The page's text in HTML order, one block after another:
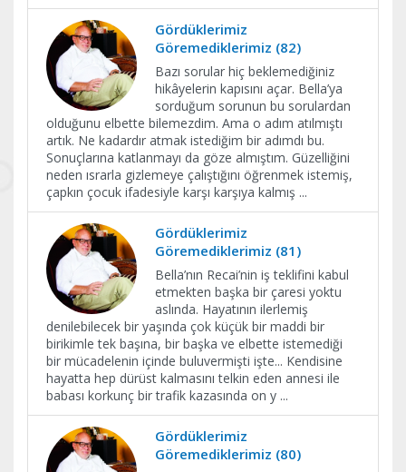
Gördüklerimiz
Göremediklerimiz (82)
Bazı sorular hiç beklemediğiniz
hikâyelerin kapısını açar. Bella’ya
sorduğum sorunun bu sorulardan
olduğunu elbette bilemezdim. Ama o adım atılmıştı
artık. Ne kadardır atmak istediğim bir adımdı bu.
Sonuçlarına katlanmayı da göze almıştım. Güzelliğini
neden ısrarla gizlemeye çalıştığını öğrenmek istemiş,
çapkın çocuk ifadesiyle karşı karşıya kalmış ...
Gördüklerimiz
Göremediklerimiz (81)
Bella’nın Recai’nin iş teklifini kabul
etmekten başka bir çaresi yoktu
aslında. Hayatının ilerlemiş
denilebilecek bir yaşında çok küçük bir maddi bir
birikimle tek başına, bir başka ve elbette istemediği
bir mücadelenin içinde buluvermişti işte... Kendisine
hayatta hep dürüst kalmasını telkin eden annesi ile
babası korkunç bir trafik kazasında on y ...
Gördüklerimiz
Göremediklerimiz (80)